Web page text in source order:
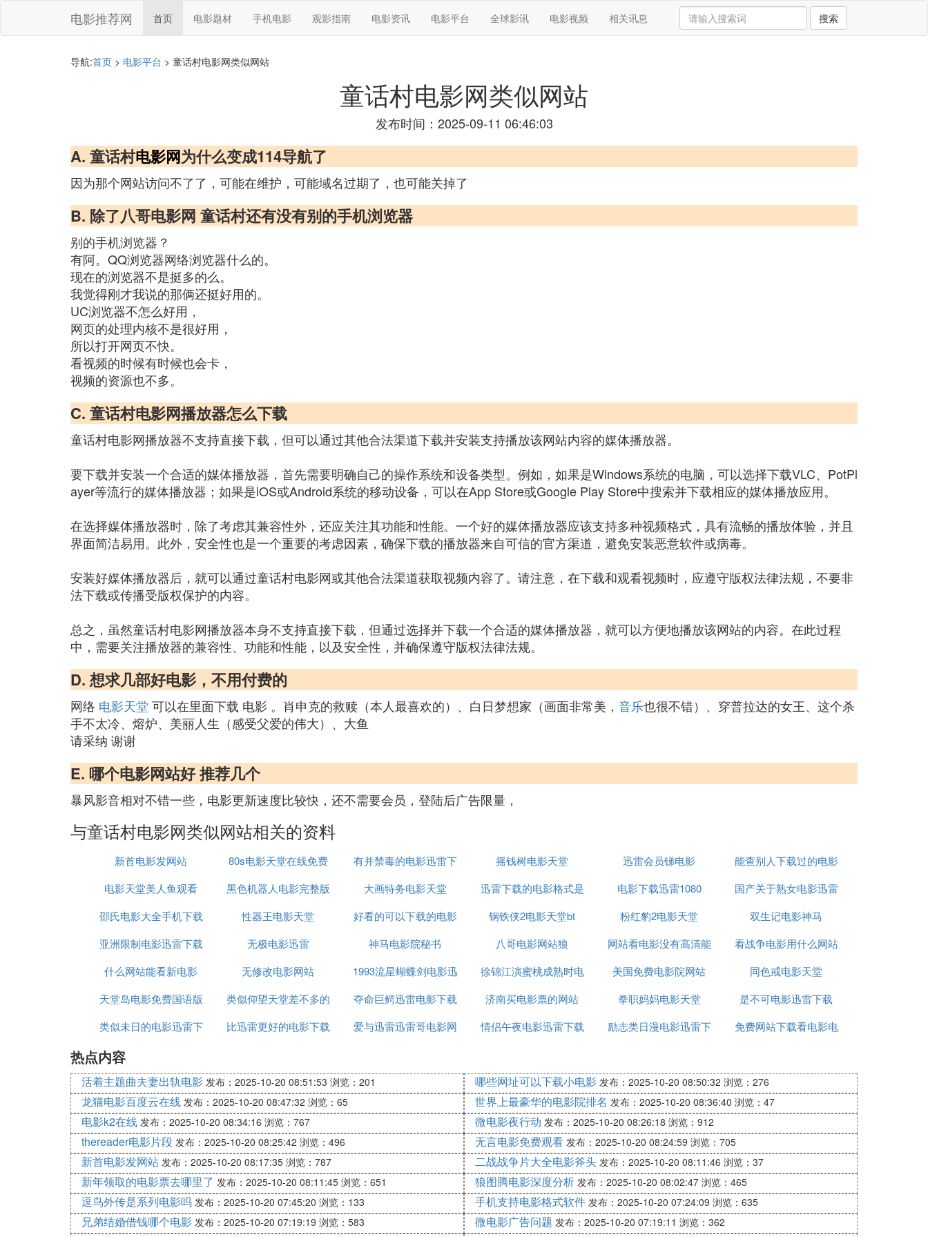
电影推荐网 首页 电影题材 手机电影 观影指南 电影资讯 电影平台 全球影讯 电影视频 相关讯息 搜索
导航:首页 > 电影平台 > 童话村电影网类似网站
童话村电影网类似网站
发布时间：2025-09-11 06:46:03
A. 童话村电影网为什么变成114导航了
因为那个网站访问不了了，可能在维护，可能域名过期了，也可能关掉了
B. 除了八哥电影网 童话村还有没有别的手机浏览器
别的手机浏览器？
有阿。QQ浏览器网络浏览器什么的。
现在的浏览器不是挺多的么。
我觉得刚才我说的那俩还挺好用的。
UC浏览器不怎么好用，
网页的处理内核不是很好用，
所以打开网页不快。
看视频的时候有时候也会卡，
视频的资源也不多。
C. 童话村电影网播放器怎么下载
童话村电影网播放器不支持直接下载，但可以通过其他合法渠道下载并安装支持播放该网站内容的媒体播放器。
要下载并安装一个合适的媒体播放器，首先需要明确自己的操作系统和设备类型。例如，如果是Windows系统的电脑，可以选择下载VLC、PotPl
ayer等流行的媒体播放器；如果是iOS或Android系统的移动设备，可以在App Store或Google Play Store中搜索并下载相应的媒体播放应用。
在选择媒体播放器时，除了考虑其兼容性外，还应关注其功能和性能。一个好的媒体播放器应该支持多种视频格式，具有流畅的播放体验，并且
界面简洁易用。此外，安全性也是一个重要的考虑因素，确保下载的播放器来自可信的官方渠道，避免安装恶意软件或病毒。
安装好媒体播放器后，就可以通过童话村电影网或其他合法渠道获取视频内容了。请注意，在下载和观看视频时，应遵守版权法律法规，不要非
法下载或传播受版权保护的内容。
总之，虽然童话村电影网播放器本身不支持直接下载，但通过选择并下载一个合适的媒体播放器，就可以方便地播放该网站的内容。在此过程
中，需要关注播放器的兼容性、功能和性能，以及安全性，并确保遵守版权法律法规。
D. 想求几部好电影，不用付费的
网络 电影天堂 可以在里面下载 电影 。肖申克的救赎（本人最喜欢的）、白日梦想家（画面非常美， 音乐也很不错）、穿普拉达的女王、这个杀
手不太冷、熔炉、美丽人生（感受父爱的伟大）、大鱼
请采纳 谢谢
E. 哪个电影网站好 推荐几个
暴风影音相对不错一些，电影更新速度比较快，还不需要会员，登陆后广告限量，
与童话村电影网类似网站相关的资料
新首电影发网站
80s电影天堂在线免费
观看
有并禁毒的电影迅雷下
载
摇钱树电影天堂 迅雷会员锑电影
能查别人下载过的电影
的网站
电影天堂美人鱼观看
黑色机器人电影完整版
迅雷下载
大画特务电影天堂
迅雷下载的电影格式是
什么
电影下载迅雷1080
国产关于熟女电影迅雷
下载
邵氏电影大全手机下载
迅雷下载迅雷下载
性器王电影天堂
好看的可以下载的电影
网站迅雷下载地址
钢铁侠2电影天堂bt 粉红豹2电影天堂
双生记电影神马
亚洲限制电影迅雷下载
无极电影迅雷 神马电影院秘书 八哥电影网站狼 网站看电影没有高清能
看战争电影用什么网站
可以看
什么网站能看新电影 无修改电影网站
1993流星蝴蝶剑电影迅
雷下载
徐锦江演蜜桃成熟时电
影迅雷下载
美国免费电影院网站
同色戒电影天堂
天堂岛电影免费国语版
类似仰望天堂差不多的
电影
夺命巨鳄迅雷电影下载 济南买电影票的网站 拳职妈妈电影天堂
是不可电影迅雷下载
类似未日的电影迅雷下
比迅雷更好的电影下载
爱与迅雷迅雷哥电影网
情侣午夜电影迅雷下载
励志类日漫电影迅雷下
免费网站下载看电影电
热点内容
活着主题曲夫妻出轨电影 发布：2025-10-20 08:51:53 浏览：201 哪些网址可以下载小电影 发布：2025-10-20 08:50:32 浏览：276
龙猫电影百度云在线 发布：2025-10-20 08:47:32 浏览：65 世界上最豪华的电影院排名 发布：2025-10-20 08:36:40 浏览：47
电影k2在线 发布：2025-10-20 08:34:16 浏览：767 微电影夜行动 发布：2025-10-20 08:26:18 浏览：912
thereader电影片段 发布：2025-10-20 08:25:42 浏览：496 无言电影免费观看 发布：2025-10-20 08:24:59 浏览：705
新首电影发网站 发布：2025-10-20 08:17:35 浏览：787 二战战争片大全电影斧头 发布：2025-10-20 08:11:46 浏览：37
新年领取的电影票去哪里了 发布：2025-10-20 08:11:45 浏览：651 狼图腾电影深度分析 发布：2025-10-20 08:02:47 浏览：465
逗鸟外传是系列电影吗 发布：2025-10-20 07:45:20 浏览：133 手机支持电影格式软件 发布：2025-10-20 07:24:09 浏览：635
兄弟结婚借钱哪个电影 发布：2025-10-20 07:19:19 浏览：583 微电影广告问题 发布：2025-10-20 07:19:11 浏览：362